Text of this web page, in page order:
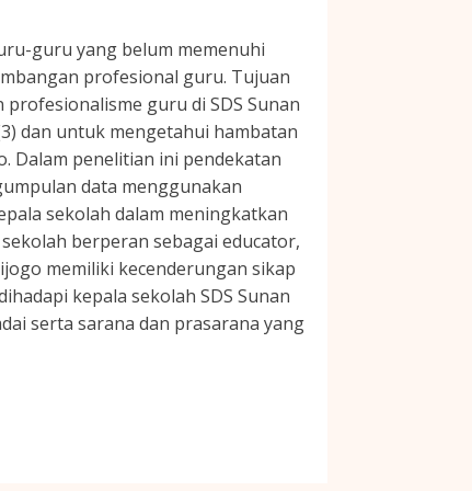
guru yang belum memenuhi
profesional guru. Tujuan
guru di SDS Sunan
dan untuk mengetahui hambatan
Dalam penelitian ini pendekatan
data menggunakan
sekolah dalam meningkatkan
berperan sebagai educator,
memiliki kecenderungan sikap
kepala sekolah SDS Sunan
serta sarana dan prasarana yang